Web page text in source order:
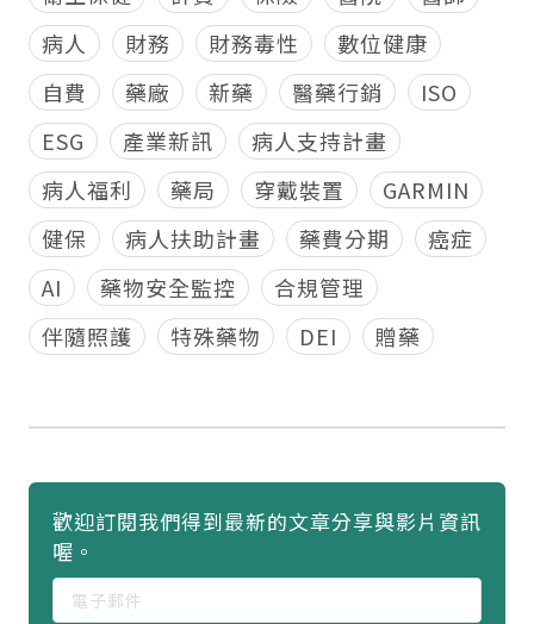
病人
財務 財務毒性
數位健康
自費
藥廠 新藥 醫藥行銷
ISO
ESG
產業新訊
病人支持計畫
病人福利
藥局 穿戴裝置
GARMIN
健保
病人扶助計畫 藥費分期
癌症
AI
藥物安全監控
合規管理
伴隨照護
特殊藥物 DEI 贈藥
歡迎訂閱我們得到最新的文章分享與影片資訊
喔。